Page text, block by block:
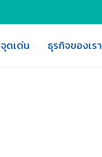
จุดเด่น ธุรกิจของเรา